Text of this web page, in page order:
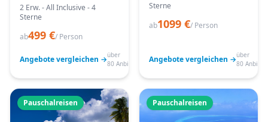
2 Erw. - All Inclusive - 4
Sterne
ab499 €/ Person
Angebote vergleichen →über
80 Anbieter
Sterne
ab1099 €/ Person
Angebote vergleichen →über
80
Pauschalreisen Pauschalreisen